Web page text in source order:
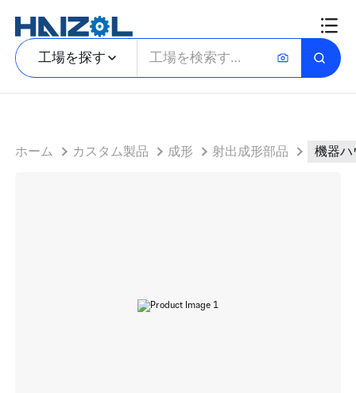
工場を探す
ホーム カスタム製品 成形 射出成形部品